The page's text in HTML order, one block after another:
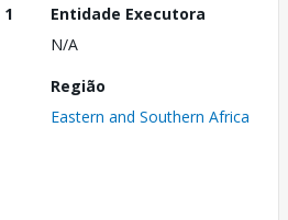
1
Entidade Executora
N/A
Região
Eastern and Southern Africa